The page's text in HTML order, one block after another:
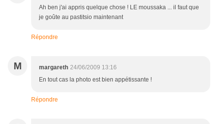
Ah ben j'ai appris quelque chose ! LE moussaka ... il faut que
je goûte au pastitsio maintenant
Répondre
M margareth 24/06/2009 13:16
En tout cas la photo est bien appétissante !
Répondre